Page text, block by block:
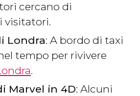
cercano di
visitatori.
Londra: A bordo di taxi
tempo per rivivere
.
Marvel in 4D: Alcuni